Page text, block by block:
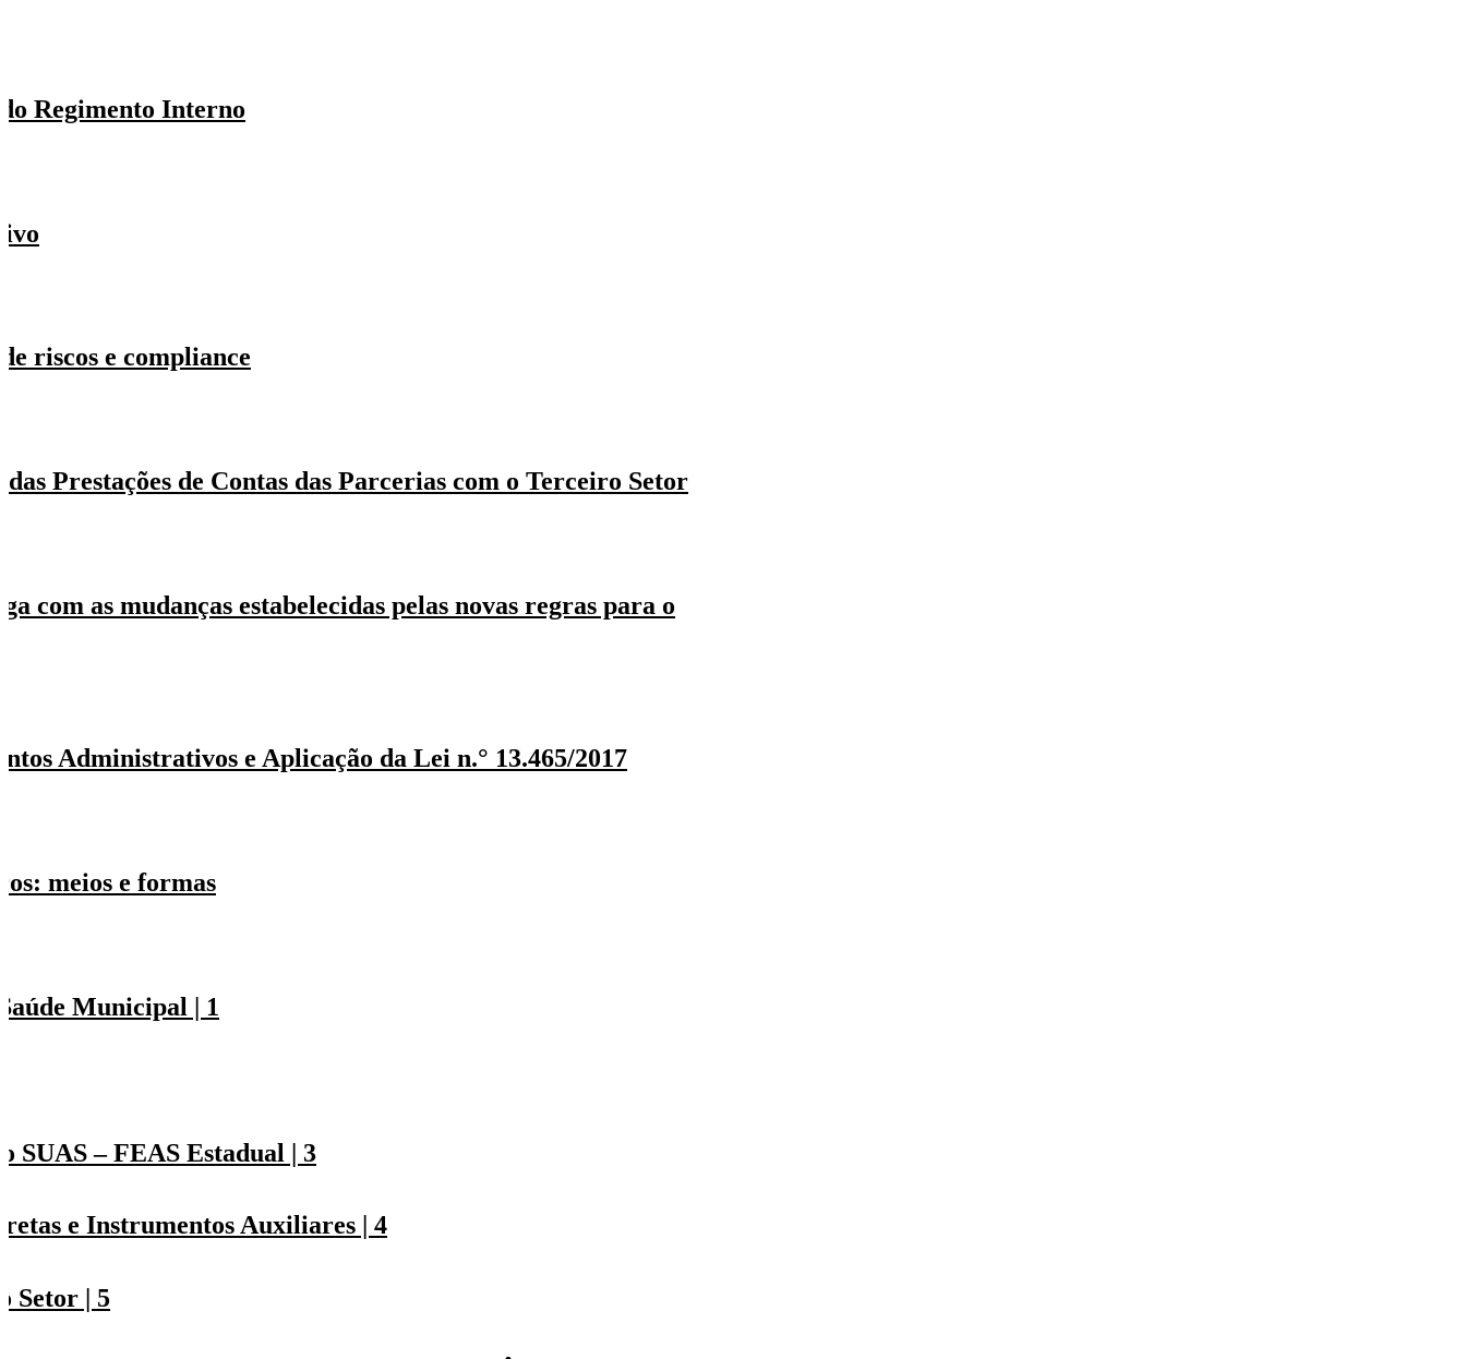
Regimento Interno
riscos e compliance
Prestações de Contas das Parcerias com o Terceiro Setor
com as mudanças estabelecidas pelas novas regras para o
Administrativos e Aplicação da Lei n.° 13.465/2017
meios e formas
Municipal | 1
SUAS – FEAS Estadual | 3
e Instrumentos Auxiliares | 4
Setor | 5